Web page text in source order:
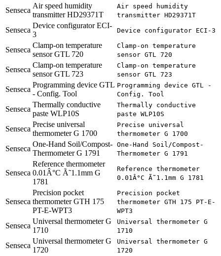
Senseca
Air speed humidity
transmitter HD29371T
Air speed humidity
transmitter HD29371T
Senseca
Device configurator ECI-
3
Device configurator ECI-3
Senseca
Clamp-on temperature
sensor GTL 720
Clamp-on temperature
sensor GTL 720
Senseca
Clamp-on temperature
sensor GTL 723
Clamp-on temperature
sensor GTL 723
Senseca
Programming device GTL
- Config. Tool
Programming device GTL -
Config. Tool
Senseca
Thermally conductive
paste WLP10S
Thermally conductive
paste WLP10S
Senseca
Precise universal
thermometer G 1700
Precise universal
thermometer G 1700
Senseca
One-Hand Soil/Compost-
Thermometer G 1791
One-Hand Soil/Compost-
Thermometer G 1791
Senseca
Reference thermometer
0.01Â°C Ã˜1.1mm G
1781
Reference thermometer
0.01Â°C Ã˜1.1mm G 1781
Senseca
Precision pocket
thermometer GTH 175
PT-E-WPT3
Precision pocket
thermometer GTH 175 PT-E-
WPT3
Senseca
Universal thermometer G
1710
Universal thermometer G
1710
Senseca
Universal thermometer G
1720
Universal thermometer G
1720